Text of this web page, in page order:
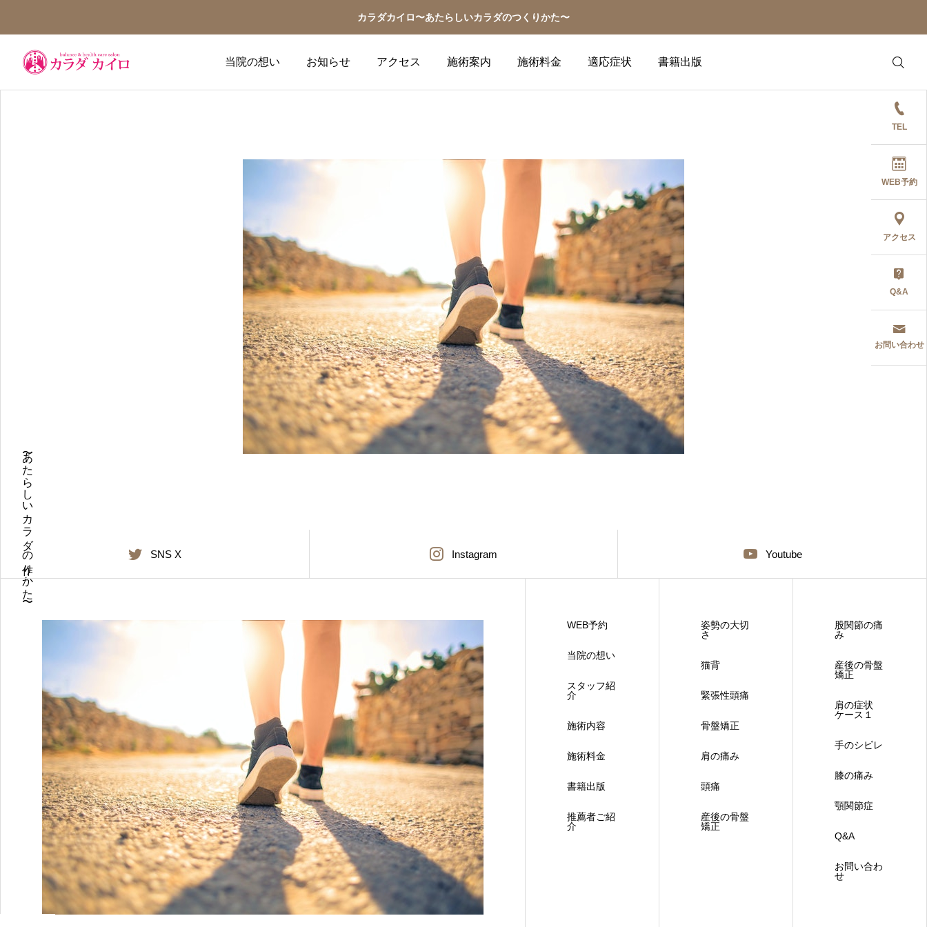
カラダカイロ〜あたらしいカラダのつくりかた〜
当院の想い お知らせ アクセス 施術案内 施術料金 適応症状 書籍出版
〜あたらしいカラダの作りかた〜
TEL
WEB予約
アクセス
Q&A
お問い合わせ
SNS X Instagram Youtube
WEB予約
当院の想い
スタッフ紹
介
施術内容
施術料金
書籍出版
推薦者ご紹
介
姿勢の大切
さ
猫背
緊張性頭痛
骨盤矯正
肩の痛み
頭痛
産後の骨盤
矯正
股関節の痛
み
産後の骨盤
矯正
肩の症状
ケース１
手のシビレ
膝の痛み
顎関節症
Q&A
お問い合わ
せ